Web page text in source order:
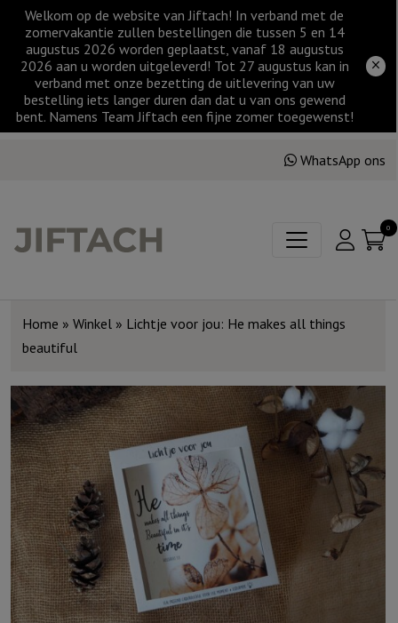
Welkom op de website van Jiftach! In verband met de
zomervakantie zullen bestellingen die tussen 5 en 14
augustus 2026 worden geplaatst, vanaf 18 augustus
2026 aan u worden uitgeleverd! Tot 27 augustus kan in
verband met onze bezetting de uitlevering van uw
bestelling iets langer duren dan dat u van ons gewend
bent. Namens Team Jiftach een fijne zomer toegewenst!
WhatsApp ons
0
Home » Winkel » Lichtje voor jou: He makes all things
beautiful